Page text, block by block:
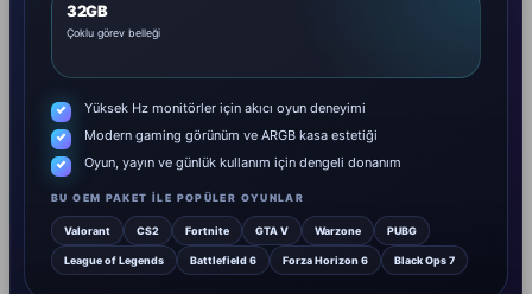
32GB
Çoklu görev belleği
Yüksek Hz monitörler için akıcı oyun deneyimi
Modern gaming görünüm ve ARGB kasa estetiği
Oyun, yayın ve günlük kullanım için dengeli donanım
BU OEM PAKET ILE POPÜLER OYUNLAR
Valorant CS2 Fortnite GTA V Warzone PUBG
League of Legends Battlefield 6 Forza Horizon 6 Black Ops 7